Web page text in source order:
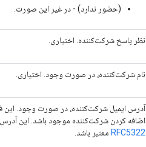
: string ,
,
,
(حضور ندارد) - در غیر این صورت.
نظر پاسخ شرکت‌کننده. اختیاری.
نام شرکت‌کننده، در صورت وجود. اختیاری.
آدرس ایمیل شرکت‌کننده، در صورت وجود. این
اضافه کردن شرکت‌کننده موجود باشد. این آدرس
RFC5322 معتبر باشد.